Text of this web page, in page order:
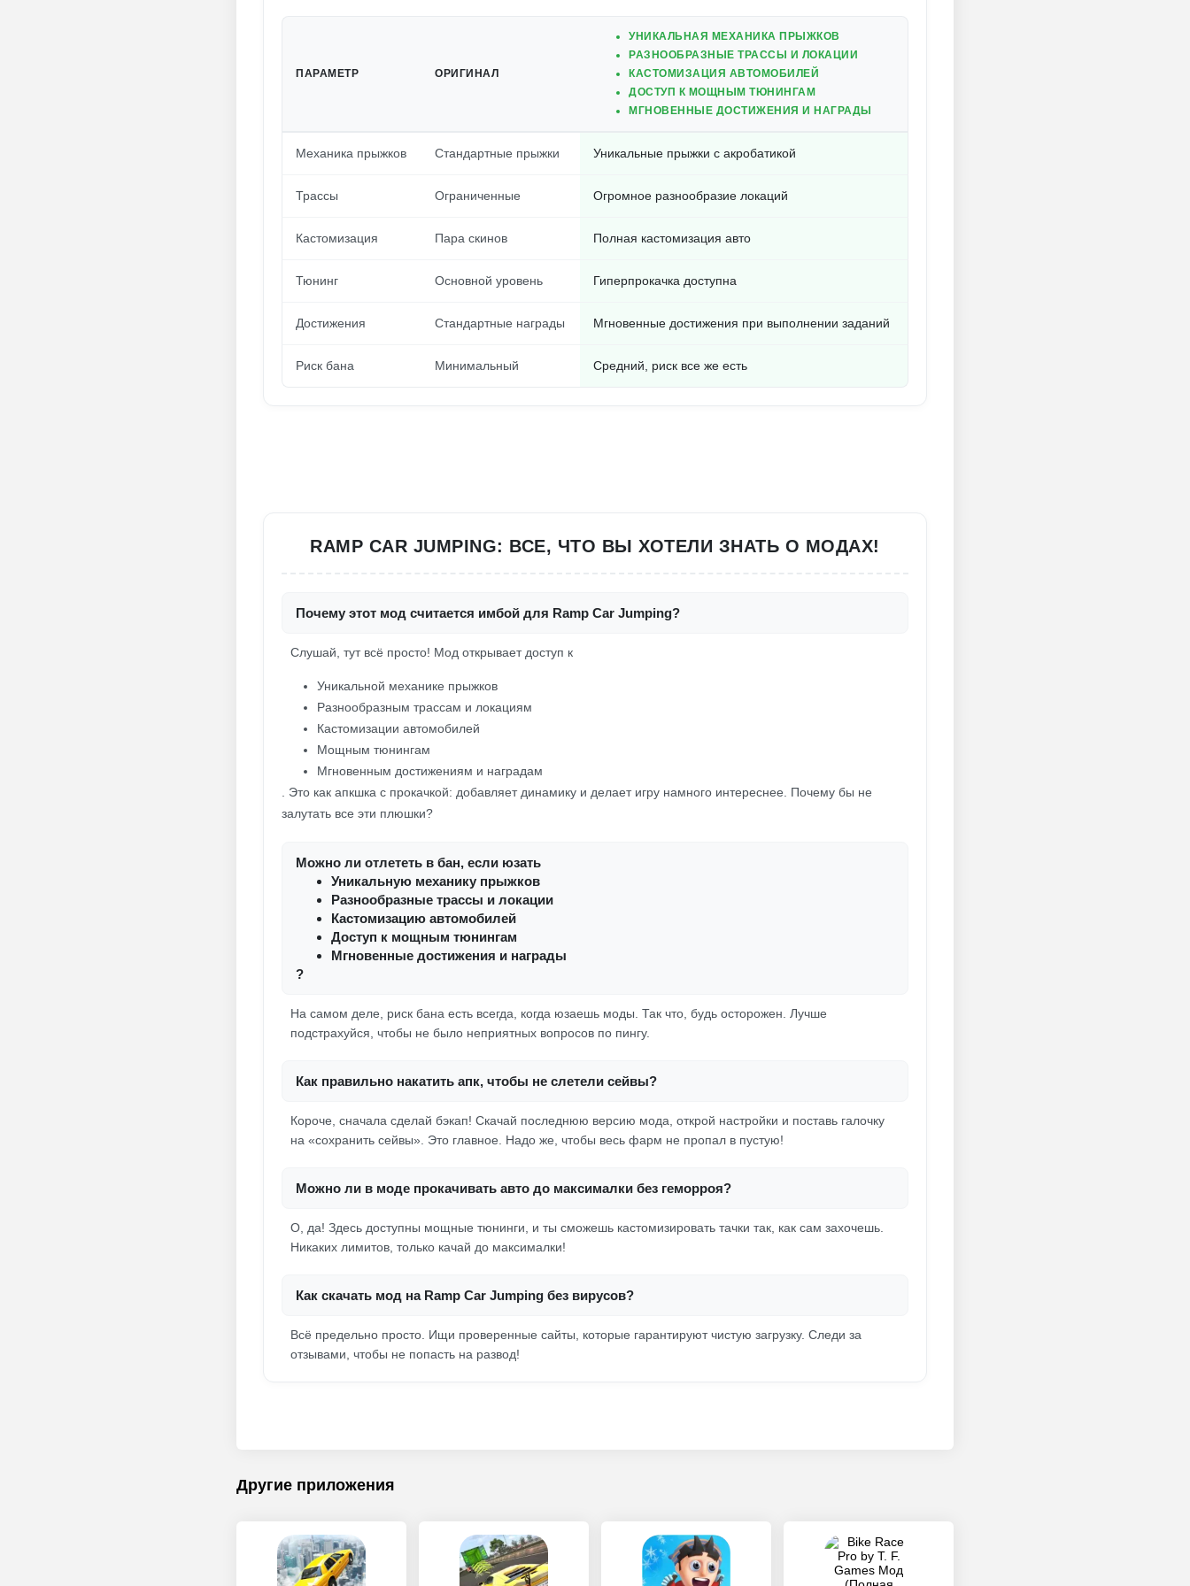
ПАРАМЕТР ОРИГИНАЛ
УНИКАЛЬНАЯ МЕХАНИКА ПРЫЖКОВ
РАЗНООБРАЗНЫЕ ТРАССЫ И ЛОКАЦИИ
КАСТОМИЗАЦИЯ АВТОМОБИЛЕЙ
ДОСТУП К МОЩНЫМ ТЮНИНГАМ
МГНОВЕННЫЕ ДОСТИЖЕНИЯ И НАГРАДЫ
Механика прыжков Стандартные прыжки Уникальные прыжки с акробатикой
Трассы Ограниченные Огромное разнообразие локаций
Кастомизация Пара скинов Полная кастомизация авто
Тюнинг Основной уровень Гиперпрокачка доступна
Достижения Стандартные награды Мгновенные достижения при выполнении заданий
Риск бана Минимальный Средний, риск все же есть
RAMP CAR JUMPING: ВСЕ, ЧТО ВЫ ХОТЕЛИ ЗНАТЬ О МОДАХ!
Почему этот мод считается имбой для Ramp Car Jumping?
Слушай, тут всё просто! Мод открывает доступ к
Уникальной механике прыжков
Разнообразным трассам и локациям
Кастомизации автомобилей
Мощным тюнингам
Мгновенным достижениям и наградам
. Это как апкшка с прокачкой: добавляет динамику и делает игру намного интереснее. Почему бы не
залутать все эти плюшки?
Можно ли отлететь в бан, если юзать
Уникальную механику прыжков
Разнообразные трассы и локации
Кастомизацию автомобилей
Доступ к мощным тюнингам
Мгновенные достижения и награды
?
На самом деле, риск бана есть всегда, когда юзаешь моды. Так что, будь осторожен. Лучше
подстрахуйся, чтобы не было неприятных вопросов по пингу.
Как правильно накатить апк, чтобы не слетели сейвы?
Короче, сначала сделай бэкап! Скачай последнюю версию мода, открой настройки и поставь галочку
на «сохранить сейвы». Это главное. Надо же, чтобы весь фарм не пропал в пустую!
Можно ли в моде прокачивать авто до максималки без геморроя?
О, да! Здесь доступны мощные тюнинги, и ты сможешь кастомизировать тачки так, как сам захочешь.
Никаких лимитов, только качай до максималки!
Как скачать мод на Ramp Car Jumping без вирусов?
Всё предельно просто. Ищи проверенные сайты, которые гарантируют чистую загрузку. Следи за
отзывами, чтобы не попасть на развод!
Другие приложения